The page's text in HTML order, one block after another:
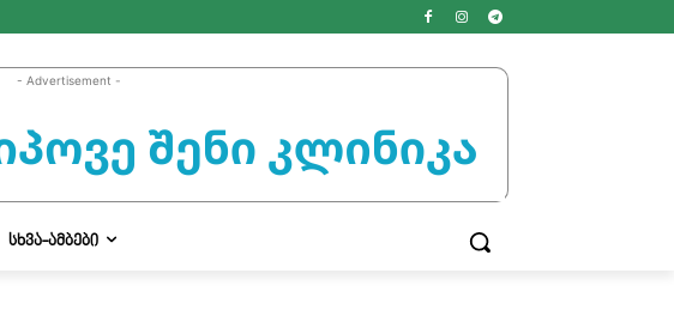
- Advertisement -
ᲡᲮᲕᲐ-ᲐᲛᲑᲔᲑᲘ